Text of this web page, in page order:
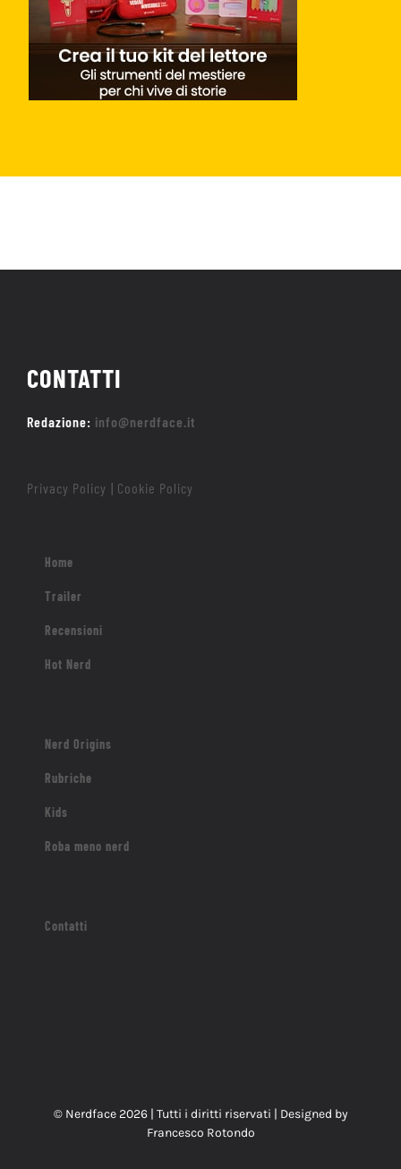
CONTATTI
Redazione: info@nerdface.it
Privacy Policy | Cookie Policy
Home
Trailer
Recensioni
Hot Nerd
Nerd Origins
Rubriche
Kids
Roba meno nerd
Contatti
© Nerdface 2026 | Tutti i diritti riservati | Designed by
Francesco Rotondo